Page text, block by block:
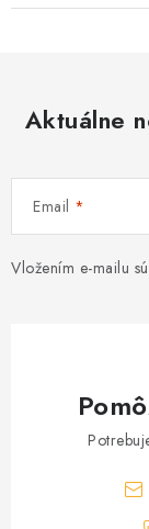
Aktuálne
Email
Vložením e-mailu